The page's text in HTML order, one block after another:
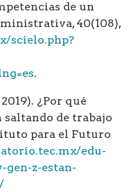
de un
40(108),
scielo.php?
.
¿Por qué
de trabajo
para el Futuro
edu-
z-estan-